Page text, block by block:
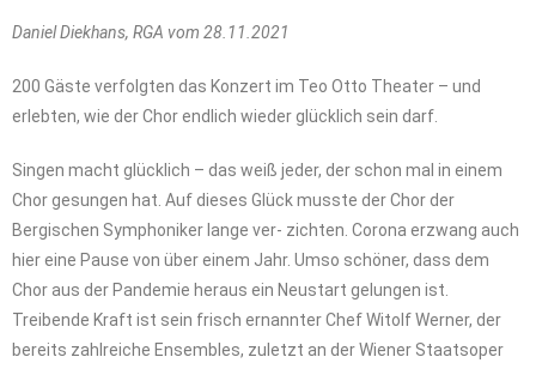
Daniel Diekhans, RGA vom 28.11.2021
200 Gäste verfolgten das Konzert im Teo Otto Theater – und
erlebten, wie der Chor endlich wieder glücklich sein darf.
Singen macht glücklich – das weiß jeder, der schon mal in einem
Chor gesungen hat. Auf dieses Glück musste der Chor der
Bergischen Symphoniker lange ver- zichten. Corona erzwang auch
hier eine Pause von über einem Jahr. Umso schöner, dass dem
Chor aus der Pandemie heraus ein Neustart gelungen ist.
Treibende Kraft ist sein frisch ernannter Chef Witolf Werner, der
bereits zahlreiche Ensembles, zuletzt an der Wiener Staatsoper